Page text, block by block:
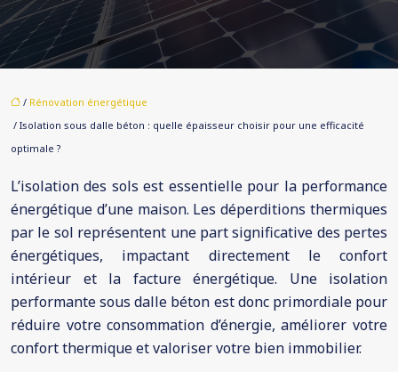
/ Rénovation énergétique
/ Isolation sous dalle béton : quelle épaisseur choisir pour une efficacité
optimale ?
L’isolation des sols est essentielle pour la performance
énergétique d’une maison. Les déperditions thermiques
par le sol représentent une part significative des pertes
énergétiques, impactant directement le confort
intérieur et la facture énergétique. Une isolation
performante sous dalle béton est donc primordiale pour
réduire votre consommation d’énergie, améliorer votre
confort thermique et valoriser votre bien immobilier.